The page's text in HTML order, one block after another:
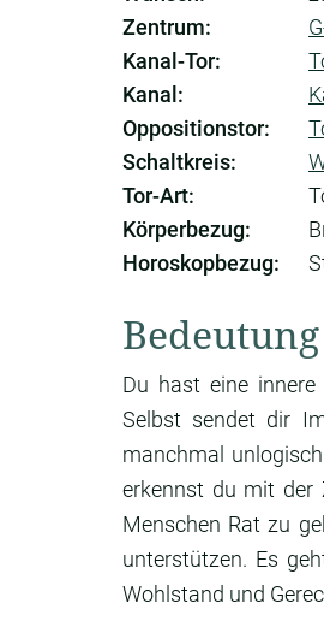
Zentrum:
Kanal-Tor:
Kanal:
Oppositionstor:
Schaltkreis:
Tor-Art:
Körperbezug:
Horoskopbezug:
Du hast eine
Selbst sendet dir
manchmal
erkennst du mit der
Menschen Rat zu
unterstützen. Es
Wohlstand und